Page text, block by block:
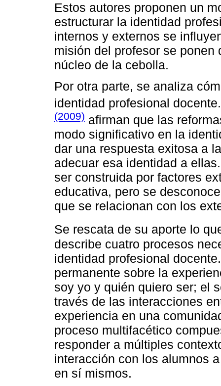
Estos autores proponen un
estructurar la identidad
internos y externos se
misión del profesor se
núcleo de la cebolla.
Por otra parte, se analiza
identidad profesional
(2009) afirman que las
modo significativo en la
dar una respuesta exitosa a
adecuar esa identidad a
ser construida por factores
educativa, pero se
que se relacionan con los
Se rescata de su aporte lo
describe cuatro procesos
identidad profesional
permanente sobre la
soy yo y quién quiero ser; el
través de las interacciones
experiencia en una
proceso multifacético
responder a múltiples
interacción con los alumnos
en sí mismos.